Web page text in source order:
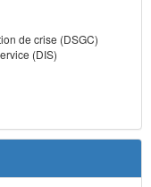
de crise (DSGC)
(DIS)